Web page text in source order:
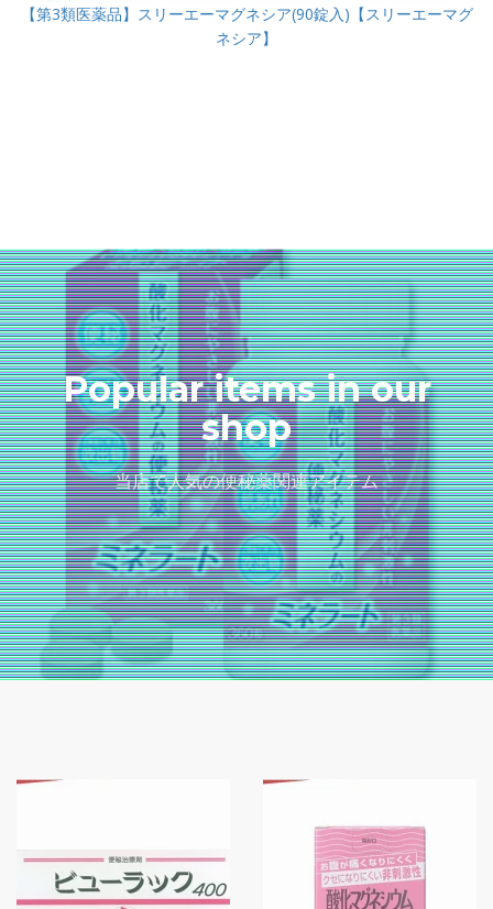
【第3類医薬品】スリーエーマグネシア(90錠入)【スリーエーマグ
ネシア】
Popular items in our
shop
当店で人気の便秘薬関連アイテム